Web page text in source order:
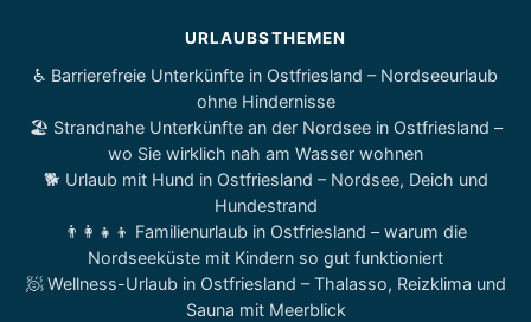
URLAUBSTHEMEN
♿ Barrierefreie Unterkünfte in Ostfriesland – Nordseeurlaub
ohne Hindernisse
🏖️ Strandnahe Unterkünfte an der Nordsee in Ostfriesland –
wo Sie wirklich nah am Wasser wohnen
🐕 Urlaub mit Hund in Ostfriesland – Nordsee, Deich und
Hundestrand
👨‍👩‍👧‍👦 Familienurlaub in Ostfriesland – warum die
Nordseeküste mit Kindern so gut funktioniert
🧖 Wellness-Urlaub in Ostfriesland – Thalasso, Reizklima und
Sauna mit Meerblick